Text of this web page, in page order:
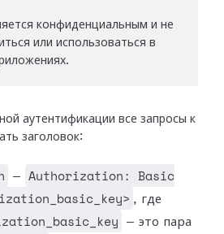
конфиденциальным и не
или использоваться в
аутентификации все запросы к
заголовок:
—
Authorization: Basic
, где
— это пара